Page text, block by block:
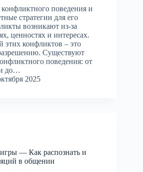
поведения и
стратегии для его
возникают из-за
ценностях и интересах.
этих конфликтов – это
Существуют
поведения: от
до…
2025
— Как распознать и
в общении